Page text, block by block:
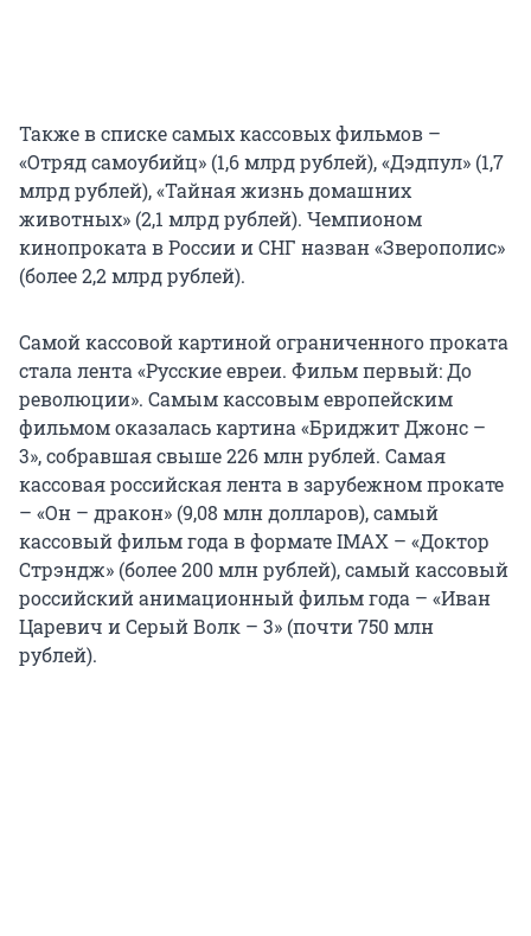
Также в списке самых кассовых фильмов –
«Отряд самоубийц» (1,6 млрд рублей), «Дэдпул» (1,7
млрд рублей), «Тайная жизнь домашних
животных» (2,1 млрд рублей). Чемпионом
кинопроката в России и СНГ назван «Зверополис»
(более 2,2 млрд рублей).
Самой кассовой картиной ограниченного проката
стала лента «Русские евреи. Фильм первый: До
революции». Самым кассовым европейским
фильмом оказалась картина «Бриджит Джонс –
3», собравшая свыше 226 млн рублей. Самая
кассовая российская лента в зарубежном прокате
– «Он – дракон» (9,08 млн долларов), самый
кассовый фильм года в формате IMAX – «Доктор
Стрэндж» (более 200 млн рублей), самый кассовый
российский анимационный фильм года – «Иван
Царевич и Серый Волк – 3» (почти 750 млн
рублей).